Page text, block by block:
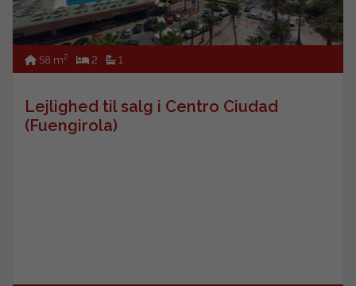
58 m2 2 1
Lejlighed til salg i Centro Ciudad
(Fuengirola)